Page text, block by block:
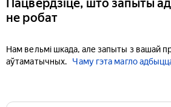
Пацвердзіце, што запыты
не робат
Нам вельмі шкада, але запыты з вашай
аўтаматычных.
Чаму гэта магло